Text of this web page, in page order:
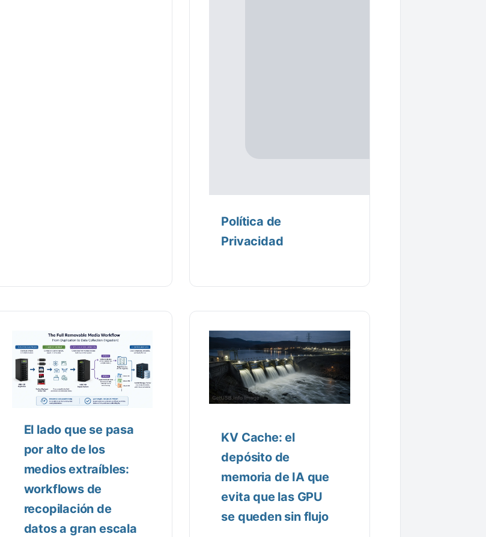
Política de
Privacidad
GetUSB.info
El lado que se pasa
por alto de los
medios extraíbles:
workflows de
recopilación de
datos a gran escala
KV Cache: el
depósito de
memoria de IA que
evita que las GPU
se queden sin flujo